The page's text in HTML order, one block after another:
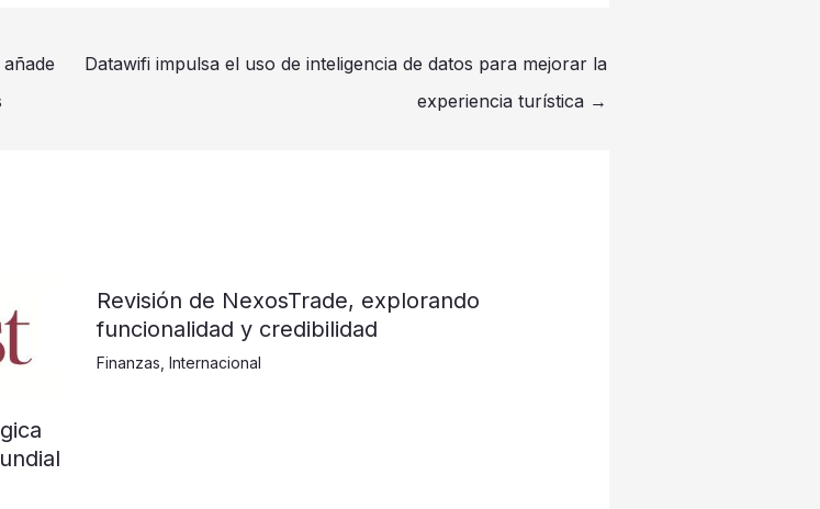
Datawifi impulsa el uso de inteligencia de datos para mejorar la
experiencia turística →
Revisión de NexosTrade, explorando
funcionalidad y credibilidad
Finanzas, Internacional